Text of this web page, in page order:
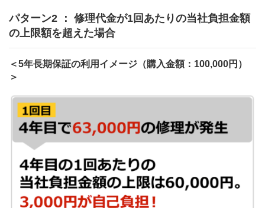
パターン2 ： 修理代金が1回あたりの当社負担金額
の上限額を超えた場合
＜5年長期保証の利用イメージ（購入金額：100,000円）
＞